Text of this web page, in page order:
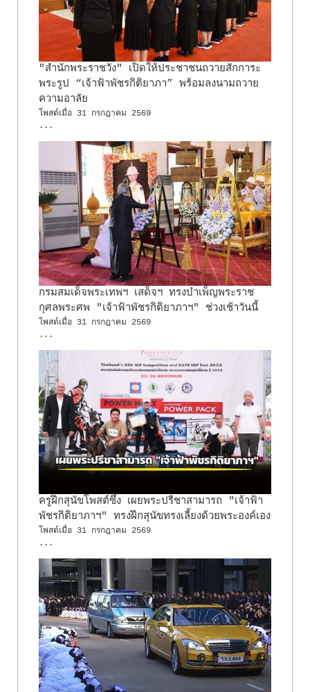
"สำนักพระราชวัง" เปิดให้ประชาชนถวายสักการะ
พระรูป “เจ้าฟ้าพัชรกิติยาภา” พร้อมลงนามถวาย
ความอาลัย
โพสต์เมื่อ 31 กรกฎาคม 2569
...
กรมสมเด็จพระเทพฯ เสด็จฯ ทรงบำเพ็ญพระราช
กุศลพระศพ "เจ้าฟ้าพัชรกิติยาภาฯ" ช่วงเช้าวันนี้
โพสต์เมื่อ 31 กรกฎาคม 2569
...
ครูฝึกสุนัขโพสต์ซึ้ง เผยพระปรีชาสามารถ "เจ้าฟ้า
พัชรกิติยาภาฯ" ทรงฝึกสุนัขทรงเลี้ยงด้วยพระองค์เอง
โพสต์เมื่อ 31 กรกฎาคม 2569
...